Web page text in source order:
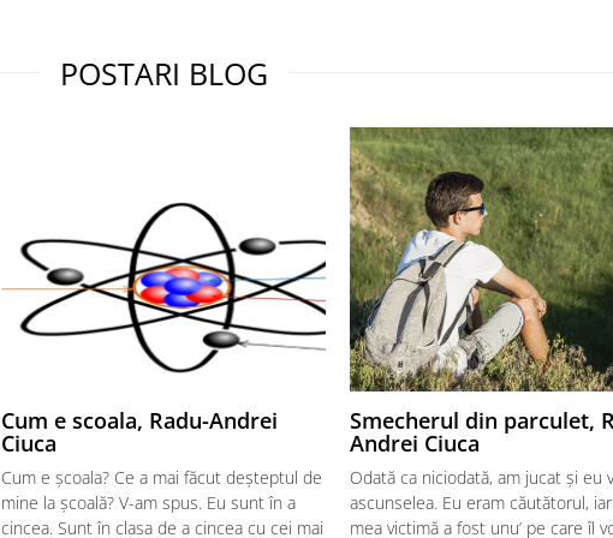
POSTARI BLOG
Cum e scoala, Radu-Andrei
Ciuca
Cum e școala? Ce a mai făcut deșteptul de
mine la școală? V-am spus. Eu sunt în a
cincea. Sunt în clasa de a cincea cu cei mai
Smecherul din parculet,
Andrei Ciuca
Odată ca niciodată, am jucat și eu
ascunselea. Eu eram căutătorul,
mea victimă a fost unu’ pe care îl